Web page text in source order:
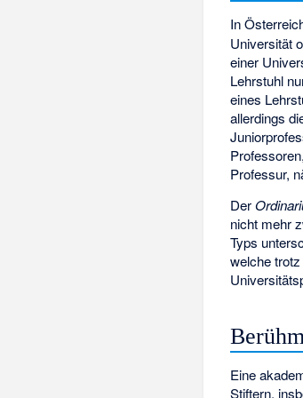
In
Universität
einer
Lehrstuhl
eines
allerdings
Professur,
Der
nicht mehr
Typs
welche
Eine
Stiftern,